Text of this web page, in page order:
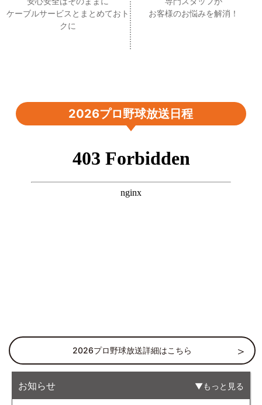
ケーブルサービスとまとめておト
クに
お客様のお悩みを解消！
2026プロ野球放送日程
2026プロ野球放送詳細はこちら
お知らせ もっと見る